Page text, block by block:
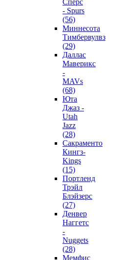
- Spurs
(56)
Миннесота
Тимбервулвз
(29)
Даллас
Маверикс
-
MAVs
(68)
Юта
Джаз -
Utah
Jazz
(28)
Сакраменто
Кингз-
Kings
(15)
Портленд
Трэйл
Блэйзерс
(27)
Денвер
Наггетс
-
Nuggets
(28)
Мемфис